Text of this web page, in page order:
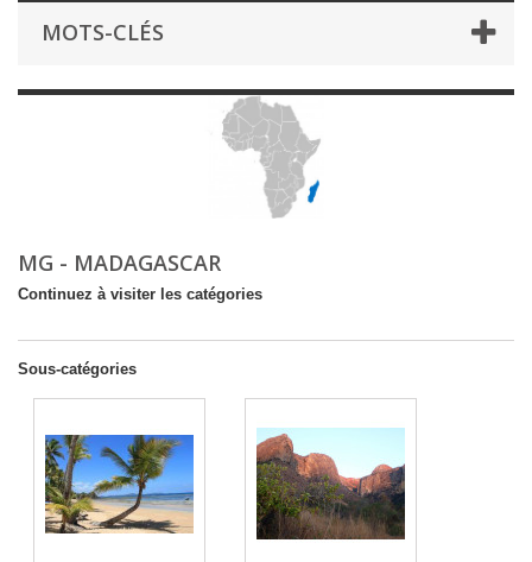
MOTS-CLÉS
MG - MADAGASCAR
Continuez à visiter les catégories
Sous-catégories